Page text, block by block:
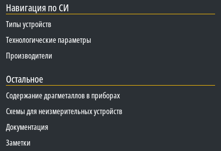
Навигация по СИ
Типы устройств
Технологические параметры
Производители
Остальное
Содержание драгметаллов в приборах
Схемы для неизмерительных устройств
Документация
Заметки